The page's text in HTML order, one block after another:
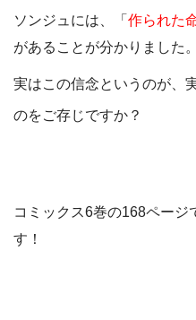
ソンジュには、「 作られた
があることが分かりました。
実はこの信念というのが、
のをご存じですか？
コミックス6巻の168ページ
す！